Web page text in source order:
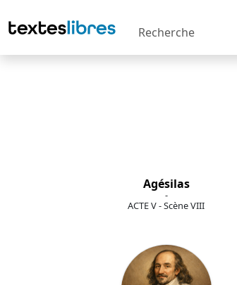
Recherche
Agésilas
-
ACTE V - Scène VIII